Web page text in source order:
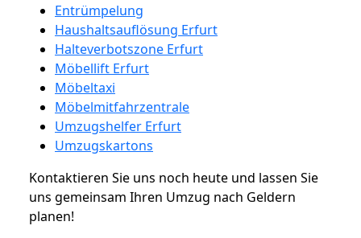
Entrümpelung
Haushaltsauflösung Erfurt
Halteverbotszone Erfurt
Möbellift Erfurt
Möbeltaxi
Möbelmitfahrzentrale
Umzugshelfer Erfurt
Umzugskartons
Kontaktieren Sie uns noch heute und lassen Sie
uns gemeinsam Ihren Umzug nach Geldern
planen!